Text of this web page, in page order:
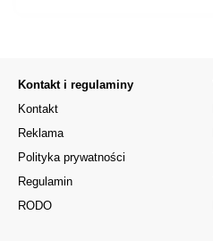
Kontakt i regulaminy
Kontakt
Reklama
Polityka prywatności
Regulamin
RODO